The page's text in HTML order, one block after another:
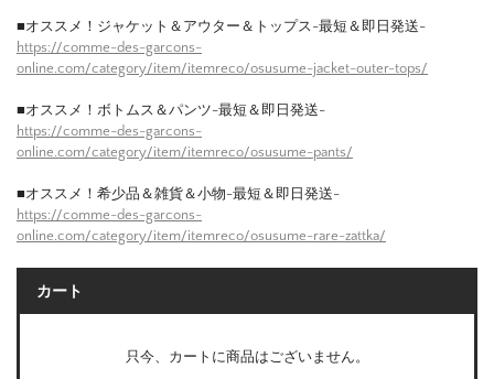
■オススメ！ジャケット＆アウター＆トップス-最短＆即日発送-
https://comme-des-garcons-
online.com/category/item/itemreco/osusume-jacket-outer-tops/
■オススメ！ボトムス＆パンツ-最短＆即日発送-
https://comme-des-garcons-
online.com/category/item/itemreco/osusume-pants/
■オススメ！希少品＆雑貨＆小物-最短＆即日発送-
https://comme-des-garcons-
online.com/category/item/itemreco/osusume-rare-zattka/
カート
只今、カートに商品はございません。